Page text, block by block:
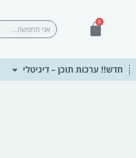
0
עגלת
חיפוש
חדש!! ערכות תוכן – דיגיטלי